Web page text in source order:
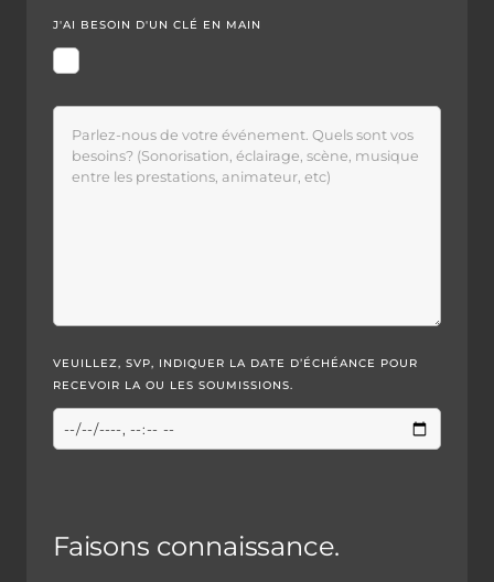
J'AI BESOIN D'UN CLÉ EN MAIN
VEUILLEZ, SVP, INDIQUER LA DATE D’ÉCHÉANCE POUR
RECEVOIR LA OU LES SOUMISSIONS.
Faisons connaissance.